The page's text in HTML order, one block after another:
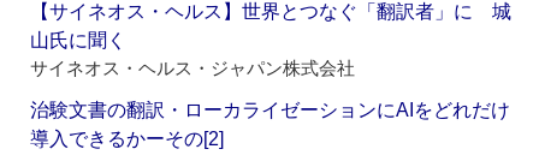
【サイネオス・ヘルス】世界とつなぐ「翻訳者」に 城
山氏に聞く
サイネオス・ヘルス・ジャパン株式会社
治験文書の翻訳・ローカライゼーションにAIをどれだけ
導入できるかーその[2]